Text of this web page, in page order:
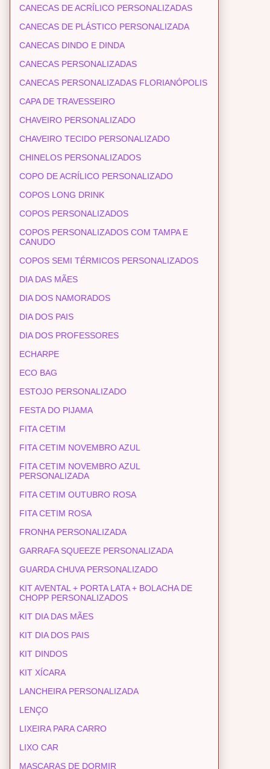
CANECAS DE ACRÍLICO PERSONALIZADAS
CANECAS DE PLÁSTICO PERSONALIZADA
CANECAS DINDO E DINDA
CANECAS PERSONALIZADAS
CANECAS PERSONALIZADAS FLORIANÓPOLIS
CAPA DE TRAVESSEIRO
CHAVEIRO PERSONALIZADO
CHAVEIRO TECIDO PERSONALIZADO
CHINELOS PERSONALIZADOS
COPO DE ACRÍLICO PERSONALIZADO
COPOS LONG DRINK
COPOS PERSONALIZADOS
COPOS PERSONALIZADOS COM TAMPA E
CANUDO
COPOS SEMI TÉRMICOS PERSONALIZADOS
DIA DAS MÃES
DIA DOS NAMORADOS
DIA DOS PAIS
DIA DOS PROFESSORES
ECHARPE
ECO BAG
ESTOJO PERSONALIZADO
FESTA DO PIJAMA
FITA CETIM
FITA CETIM NOVEMBRO AZUL
FITA CETIM NOVEMBRO AZUL
PERSONALIZADA
FITA CETIM OUTUBRO ROSA
FITA CETIM ROSA
FRONHA PERSONALIZADA
GARRAFA SQUEEZE PERSONALIZADA
GUARDA CHUVA PERSONALIZADO
KIT AVENTAL + PORTA LATA + BOLACHA DE
CHOPP PERSONALIZADOS
KIT DIA DAS MÃES
KIT DIA DOS PAIS
KIT DINDOS
KIT XÍCARA
LANCHEIRA PERSONALIZADA
LENÇO
LIXEIRA PARA CARRO
LIXO CAR
MASCARAS DE DORMIR